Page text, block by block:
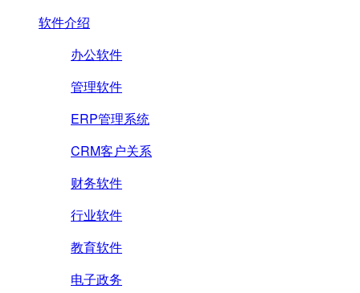
软件介绍
办公软件
管理软件
ERP管理系统
CRM客户关系
财务软件
行业软件
教育软件
电子政务